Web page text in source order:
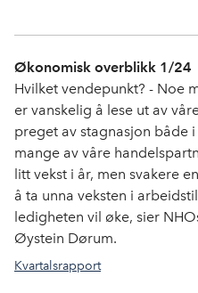
Økonomisk overblikk 1/24
Hvilket vendepunkt? - Noe
er vanskelig å lese ut av
preget av stagnasjon både
mange av våre
litt vekst i år, men svakere
å ta unna veksten i
ledigheten vil øke, sier
Øystein Dørum.
Kvartalsrapport